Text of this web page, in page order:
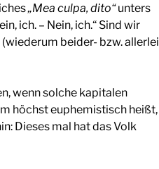
„Mea culpa, dito“unters
ich. – Nein, ich.“ Sind wir
beider- bzw. allerlei
wenn solche kapitalen
höchst euphemistisch heißt,
Dieses mal hat das Volk